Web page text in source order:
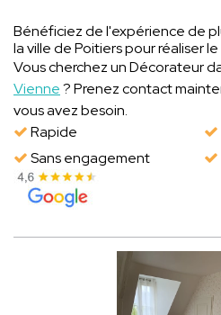
Bénéficiez de l'expérience de
la ville de Poitiers pour réaliser
Vous cherchez un Décorateur
Vienne? Prenez contact
vous avez besoin.
Rapide
Sans engagement